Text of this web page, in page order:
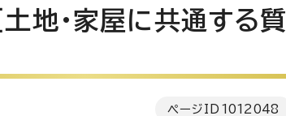
地・家屋に共通する質
ページID 1012048